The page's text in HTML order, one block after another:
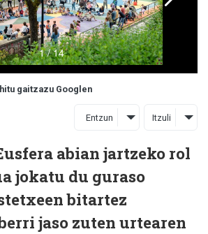
gaitzazu Googlen
Entzun Itzuli
abian jartzeko rol
jokatu du guraso
bitartez
jaso zuten urtearen